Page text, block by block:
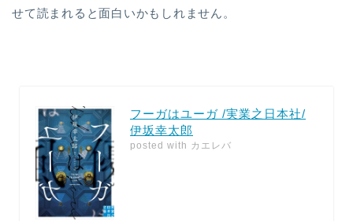
せて読まれると面白いかもしれません。
フーガはユーガ /実業之日本社/
伊坂幸太郎
posted with カエレバ